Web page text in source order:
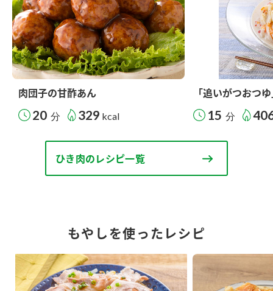
肉団子の甘酢あん
20 分 329 kcal
「追いがつおつ
15 分
ひき肉のレシピ一覧
もやしを使ったレシピ